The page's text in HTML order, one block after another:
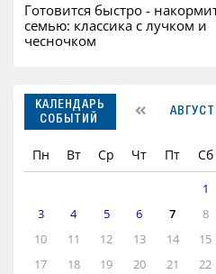
Готовится быстро -
семью: классика с лучком и
чесночком
КАЛЕНДАРЬ
СОБЫТИЙ
АВГУСТ
Пн Вт Ср Чт Пт Сб
1
3
4 5 6 7 8
10
11 12 13 14 15
17
18 19 20 21 22